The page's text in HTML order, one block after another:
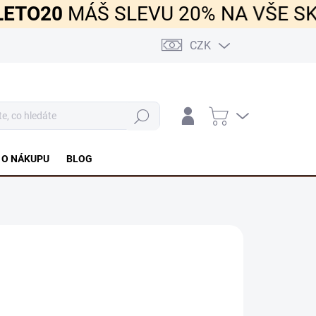
MÁŠ SLEVU 20% NA VŠE
CZK
Hledat
NÁKUPNÍ
NÁKUPU BLOG